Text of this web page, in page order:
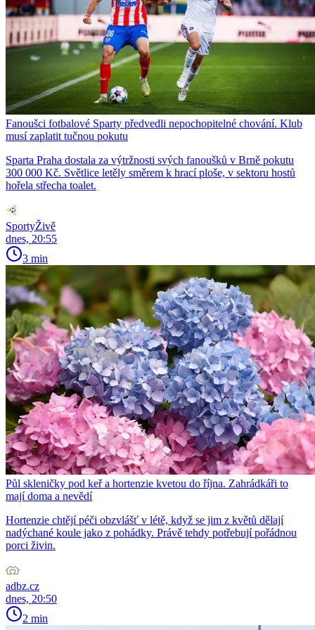
Fanoušci fotbalové Sparty předvedli nepochopitelné chování. Klub
musí zaplatit tučnou pokutu
Sparta Praha dostala za výtržnosti svých fanoušků v Brně pokutu
300 000 Kč. Světlice letěly směrem k hrací ploše, v sektoru hostů
hořela střecha toalet.
SportyŽivě
dnes, 20:55
3 min
Půl skleničky pod keř a hortenzie kvetou do října. Zahrádkáři to
mají doma a nevědí
Hortenzie chtějí péči obzvlášť v létě, když se jim z květů dělají
nadýchané koule jako z pohádky. Právě tehdy potřebují pořádnou
porci živin.
adbz.cz
dnes, 20:50
2 min